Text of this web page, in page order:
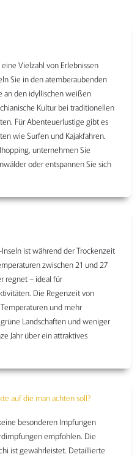
Vielzahl von Erlebnissen
Sie in den atemberaubenden
an den idyllischen weißen
Kultur bei traditionellen
Für Abenteuerlustige gibt es
wie Surfen und Kajakfahren.
unternehmen Sie
oder entspannen Sie sich
ist während der Trockenzeit
zwischen 21 und 27
regnet – ideal für
Die Regenzeit von
und mehr
Landschaften und weniger
Jahr über ein attraktives
auf die man achten soll?
besonderen Impfungen
empfohlen. Die
ist gewährleistet. Detaillierte